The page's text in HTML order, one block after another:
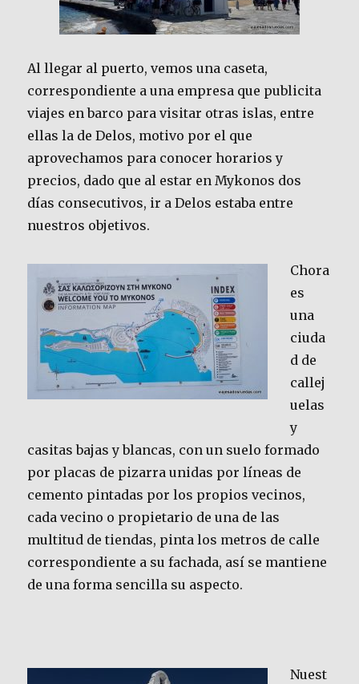
Al llegar al puerto, vemos una caseta,
correspondiente a una empresa que publicita
viajes en barco para visitar otras islas, entre
ellas la de Delos, motivo por el que
aprovechamos para conocer horarios y
precios, dado que al estar en Mykonos dos
días consecutivos, ir a Delos estaba entre
nuestros objetivos.
Chora
es
una
ciuda
d de
callej
uelas
y
casitas bajas y blancas, con un suelo formado
por placas de pizarra unidas por líneas de
cemento pintadas por los propios vecinos,
cada vecino o propietario de una de las
multitud de tiendas, pinta los metros de calle
correspondiente a su fachada, así se mantiene
de una forma sencilla su aspecto.
Nuest